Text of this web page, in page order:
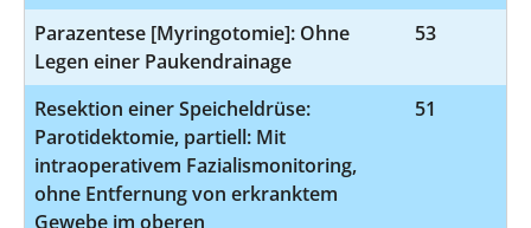
Parazentese [Myringotomie]: Ohne
Legen einer Paukendrainage
53
Resektion einer Speicheldrüse:
Parotidektomie, partiell: Mit
intraoperativem Fazialismonitoring,
ohne Entfernung von erkranktem
Gewebe im oberen
51